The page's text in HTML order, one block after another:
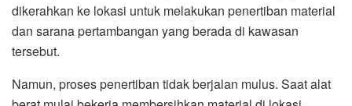
dikerahkan ke lokasi untuk melakukan penertiban material
dan sarana pertambangan yang berada di kawasan
tersebut.
Namun, proses penertiban tidak berjalan mulus. Saat alat